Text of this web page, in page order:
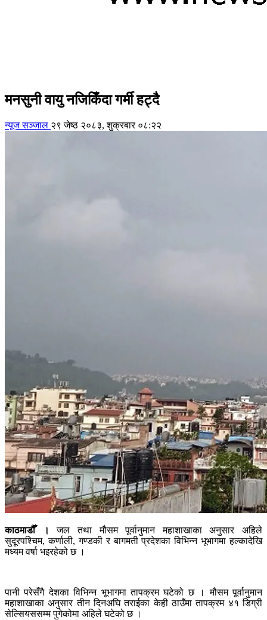
मनसुनी वायु नजिकिँदा गर्मी हट्दै
न्यूज सञ्जाल २९ जेष्ठ २०८३, शुक्रबार ०८:२२
काठमाडौँ ।
जल तथा मौसम पूर्वानुमान महाशाखाका अनुसार अहिले
सुदूरपश्चिम, कर्णाली, गण्डकी र बागमती प्रदेशका विभिन्न भूभागमा हल्कादेखि
मध्यम वर्षा भइरहेको छ ।
पानी परेसँगै देशका विभिन्न भूभागमा तापक्रम घटेको छ । मौसम पूर्वानुमान
महाशाखाका अनुसार तीन दिनअघि तराईका केही ठाउँमा तापक्रम ४१ डिग्री
सेल्सियससम्म पुगेकोमा अहिले घटेको छ ।